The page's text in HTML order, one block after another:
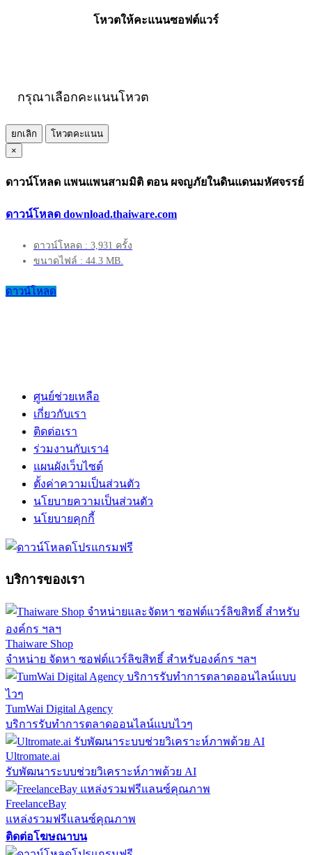
โหวตให้คะแนนซอฟต์แวร์
กรุณาเลือกคะแนนโหวต
ยกเลิก
โหวตคะแนน
×
ดาวน์โหลด แพนแพนสามมิติ ตอน ผจญภัยในดินแดนมหัศจรรย์
ดาวน์โหลด download.thaiware.com
ดาวน์โหลด : 3,931 ครั้ง
ขนาดไฟล์ : 44.3 MB.
ดาวน์โหลด
ศูนย์ช่วยเหลือ
เกี่ยวกับเรา
ติดต่อเรา
ร่วมงานกับเรา4
แผนผังเว็บไซต์
ตั้งค่าความเป็นส่วนตัว
นโยบายความเป็นส่วนตัว
นโยบายคุกกี้
บริการของเรา
Thaiware Shop
จำหน่าย จัดหา ซอฟต์แวร์ลิขสิทธิ์ สำหรับองค์กร ฯลฯ
TumWai Digital Agency
บริการรับทำการตลาดออนไลน์แบบไวๆ
Ultromate.ai
รับพัฒนาระบบช่วยวิเคราะห์ภาพด้วย AI
FreelanceBay
แหล่งรวมฟรีแลนซ์คุณภาพ
ติดต่อโฆษณาบน